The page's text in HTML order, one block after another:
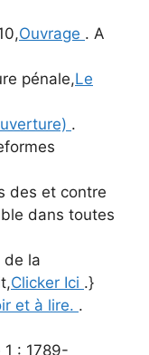
Ouvrage . A
pénale,Le
.
des et contre
dans toutes
de la
Clicker Ici .}
et à lire. .
1 : 1789-